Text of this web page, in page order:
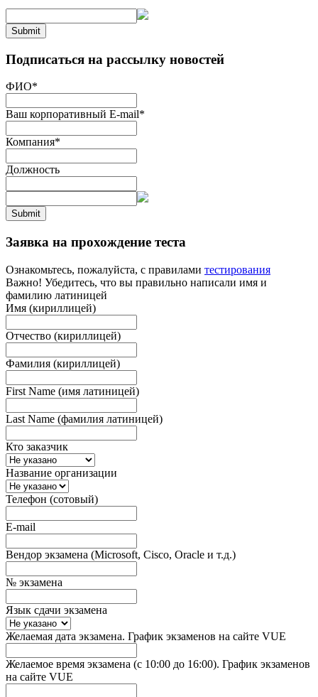
Submit
Подписаться на рассылку новостей
ФИО*
Ваш корпоративный E-mail*
Компания*
Должность
Submit
Заявка на прохождение теста
Ознакомьтесь, пожалуйста, с правилами тестирования
Важно! Убедитесь, что вы правильно написали имя и
фамилию латиницей
Имя (кириллицей)
Отчество (кириллицей)
Фамилия (кириллицей)
First Name (имя латиницей)
Last Name (фамилия латиницей)
Кто заказчик
Название организации
Телефон (сотовый)
E-mail
Вендор экзамена (Microsoft, Cisco, Oracle и т.д.)
№ экзамена
Язык сдачи экзамена
Желаемая дата экзамена. График экзаменов на сайте VUE
Желаемое время экзамена (с 10:00 до 16:00). График экзаменов
на сайте VUE